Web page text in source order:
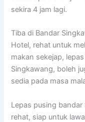
sekira 4 jam lagi.
Tiba di Bandar
Hotel, rehat untuk
makan sekejap,
Singkawang, boleh
sedia pada masa
Lepas pusing
rehat, siap untuk